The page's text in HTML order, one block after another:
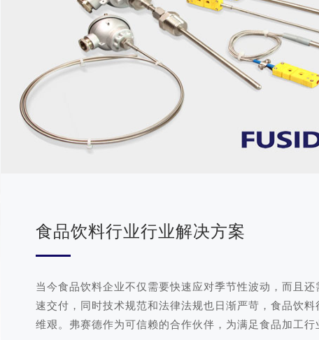
食品饮料行业行业解决方案
当今食品饮料企业不仅需要快速应对季节性波动，而且还
速交付，同时技术规范和法律法规也日渐严苛，食品饮料
维艰。弗赛德作为可信赖的合作伙伴，为满足食品加工行